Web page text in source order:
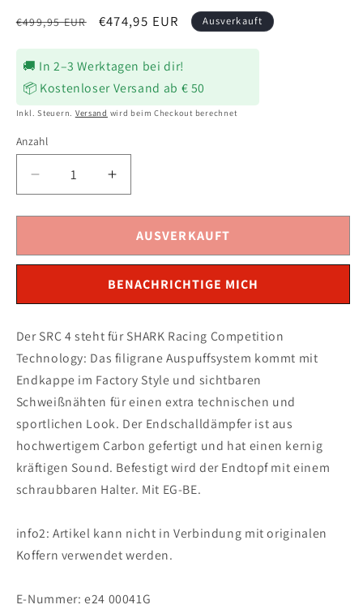
Normaler
€499,95 EUR Verkaufspreis
€474,95 EUR Ausverkauft
🚚 In 2–3 Werktagen bei dir!
📦 Kostenloser Versand ab € 50
Inkl. Steuern. Versand wird beim Checkout berechnet
Anzahl
Verringere
die
Menge
SHARK
SRC
Auspuff
passend
für
Kawasaki
Ninja
SX
2020-
2024
Erhöhe
die
Menge
SHARK
SRC
4
Auspuff
passend
für
Kawasaki
Ninja
SX
2020-
2024
AUSVERKAUFT
BENACHRICHTIGE MICH
Der SRC 4 steht für SHARK Racing Competition
Technology: Das filigrane Auspuffsystem kommt mit
Endkappe im Factory Style und sichtbaren
Schweißnähten für einen extra technischen und
sportlichen Look. Der Endschalldämpfer ist aus
hochwertigem Carbon gefertigt und hat einen kernig
kräftigen Sound. Befestigt wird der Endtopf mit einem
schraubbaren Halter. Mit EG-BE.
info2: Artikel kann nicht in Verbindung mit originalen
Koffern verwendet werden.
E-Nummer: e24 00041G